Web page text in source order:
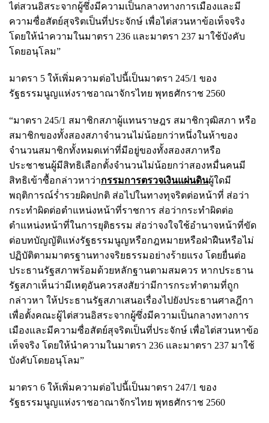
ไต่สวนอิสระจากผู้ซึ่งมีความเป็นกลางทางการเมืองและมี
ความซื่อสัตย์สุจริตเป็นที่ประจักษ์ เพื่อไต่สวนหาข้อเท็จจริง
โดยให้นำความในมาตรา 236 และมาตรา 237 มาใช้บังคับ
โดยอนุโลม”
มาตรา 5 ให้เพิ่มความต่อไปนี้เป็นมาตรา 245/1 ของ
รัฐธรรมนูญแห่งราชอาณาจักรไทย พุทธศักราช 2560
“มาตรา 245/1 สมาชิกสภาผู้แทนราษฎร สมาชิกวุฒิสภา หรือ
สมาชิกของทั้งสองสภาจำนวนไม่น้อยกว่าหนึ่งในห้าของ
จำนวนสมาชิกทั้งหมดเท่าที่มีอยู่ของทั้งสองสภาหรือ
ประชาชนผู้มีสิทธิเลือกตั้งจำนวนไม่น้อยกว่าสองหมื่นคนมี
สิทธิเข้าซื้อกล่าวหาว่ากรรมการตรวจเงินแผ่นดินผู้ใดมี
พฤติการณ์ร่ำรวยผิดปกติ ส่อไปในทางทุจริตต่อหน้าที่ ส่อว่า
กระทำผิดต่อตำแหน่งหน้าที่ราชการ ส่อว่ากระทำผิดต่อ
ตำแหน่งหน้าที่ในการยุติธรรม ส่อว่าจงใจใช้อำนาจหน้าที่ขัด
ต่อบทบัญญัติแห่งรัฐธรรมนูญหรือกฎหมายหรือฝ่าฝืนหรือไม่
ปฏิบัติตามมาตรฐานทางจริยธรรมอย่างร้ายแรง โดยยื่นต่อ
ประธานรัฐสภาพร้อมด้วยหลักฐานตามสมควร หากประธาน
รัฐสภาเห็นว่ามีเหตุอันควรสงสัยว่ามีการกระทำตามที่ถูก
กล่าวหา ให้ประธานรัฐสภาเสนอเรื่องไปยังประธานศาลฎีกา
เพื่อตั้งคณะผู้ไต่สวนอิสระจากผู้ซึ่งมีความเป็นกลางทางการ
เมืองและมีความซื่อสัตย์สุจริตเป็นที่ประจักษ์ เพื่อไต่สวนหาข้อ
เท็จจริง โดยให้นำความในมาตรา 236 และมาตรา 237 มาใช้
บังคับโดยอนุโลม”
มาตรา 6 ให้เพิ่มความต่อไปนี้เป็นมาตรา 247/1 ของ
รัฐธรรมนูญแห่งราชอาณาจักรไทย พุทธศักราช 2560